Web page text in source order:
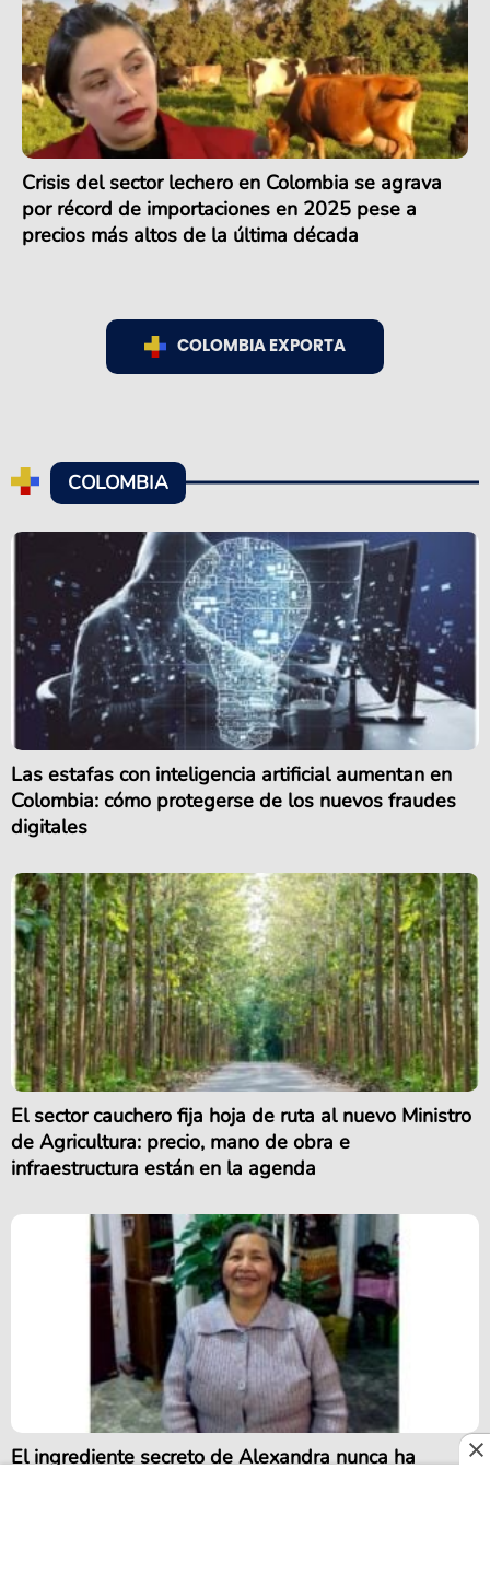
Crisis del sector lechero en Colombia se agrava
por récord de importaciones en 2025 pese a
precios más altos de la última década
COLOMBIA EXPORTA
COLOMBIA
Las estafas con inteligencia artificial aumentan en
Colombia: cómo protegerse de los nuevos fraudes
digitales
El sector cauchero fija hoja de ruta al nuevo Ministro
de Agricultura: precio, mano de obra e
infraestructura están en la agenda
El ingrediente secreto de Alexandra nunca ha